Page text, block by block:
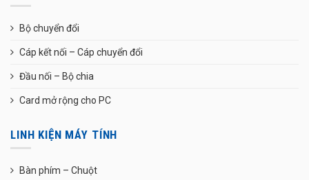
Bộ chuyển đổi
Cáp kết nối – Cáp chuyển đổi
Đầu nối – Bộ chia
Card mở rộng cho PC
LINH KIỆN MÁY TÍNH
Bàn phím – Chuột